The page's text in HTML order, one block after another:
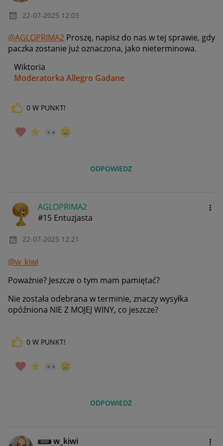
‎22-07-2025 12:03
@AGLOPRIMA2 Proszę, napisz do nas w tej sprawie, gdy
paczka zostanie już oznaczona, jako nieterminowa.
Wiktoria
Moderatorka Allegro Gadane
0 W PUNKT!
ODPOWIEDZ
AGLOPRIMA2
#15 Entuzjasta
‎22-07-2025 12:21
@w_kiwi
Poważnie? Jeszcze o tym mam pamiętać?
Nie została odebrana w terminie, znaczy wysyłka
opóźniona NIE Z MOJEJ WINY, co jeszcze?
0 W PUNKT!
ODPOWIEDZ
w_kiwi